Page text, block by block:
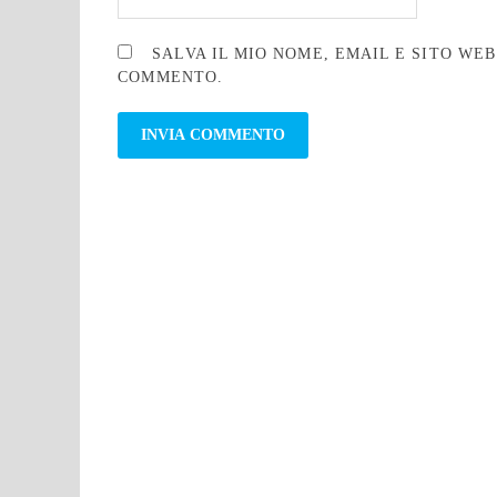
SALVA IL MIO NOME, EMAIL E SITO
COMMENTO.